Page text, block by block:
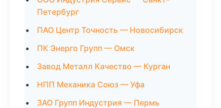
Петербург
ПАО Центр Точность — Новосибирск
ПК Энерго Групп — Омск
Завод Металл Качество — Курган
НПП Механика Союз — Уфа
ЗАО Групп Индустрия — Пермь